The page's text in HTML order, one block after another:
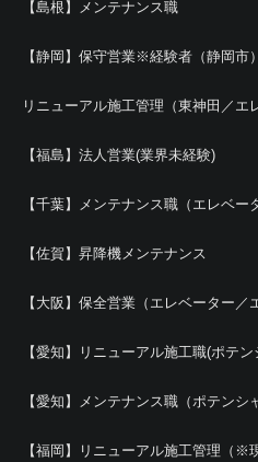
【島根】メンテナンス職
【静岡】保守営業※経験者（静岡市）
リニューアル施工管理（東神田／
【福島】法人営業(業界未経験)
【千葉】メンテナンス職（エレベ
【佐賀】昇降機メンテナンス
【大阪】保全営業（エレベーター／
【愛知】リニューアル施工職(ポテ
【愛知】メンテナンス職（ポテン
【福岡】リニューアル施工管理（※